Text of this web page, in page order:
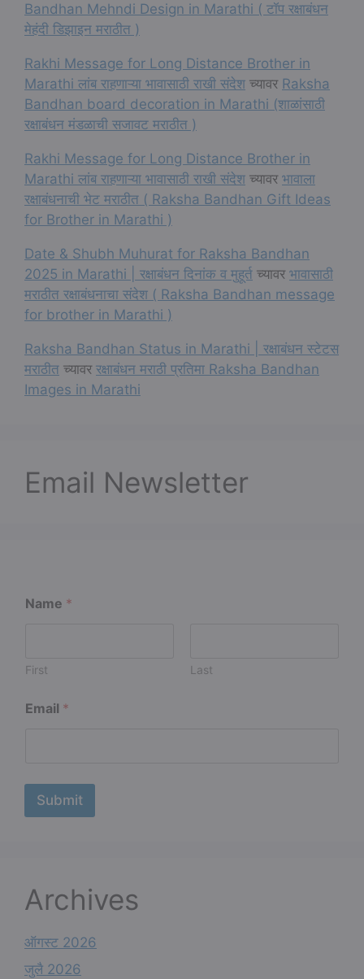
Bandhan Mehndi Design in Marathi ( टॉप रक्षाबंधन
मेहंदी डिझाइन मराठीत )
Rakhi Message for Long Distance Brother in
Marathi लांब राहणाऱ्या भावासाठी राखी संदेश च्यावर Raksha
Bandhan board decoration in Marathi (शाळांसाठी
रक्षाबंधन मंडळाची सजावट मराठीत )
Rakhi Message for Long Distance Brother in
Marathi लांब राहणाऱ्या भावासाठी राखी संदेश च्यावर भावाला
रक्षाबंधनाची भेट मराठीत ( Raksha Bandhan Gift Ideas
for Brother in Marathi )
Date & Shubh Muhurat for Raksha Bandhan
2025 in Marathi | रक्षाबंधन दिनांक व मुहूर्त च्यावर भावासाठी
मराठीत रक्षाबंधनाचा संदेश ( Raksha Bandhan message
for brother in Marathi )
Raksha Bandhan Status in Marathi | रक्षाबंधन स्टेटस
मराठीत च्यावर रक्षाबंधन मराठी प्रतिमा Raksha Bandhan
Images in Marathi
Email Newsletter
Name *
First Last
a
a
e
Email *
Submit
Archives
ऑगस्ट 2026
जुलै 2026